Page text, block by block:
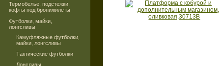
Термобелье, подстежки,
кофты под бронижилеты
Футболки, майки,
лонгсливы
Камуфляжные футболки,
майки, лонгсливы
Тактические футболки
Лонсливы